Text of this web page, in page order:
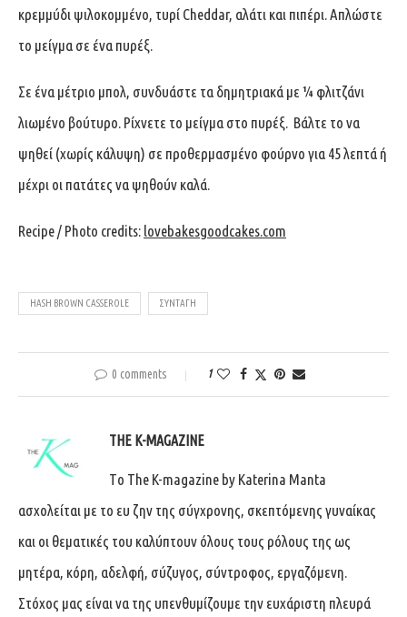
κρεμμύδι ψιλοκομμένο, τυρί Cheddar, αλάτι και πιπέρι. Απλώστε
το μείγμα σε ένα πυρέξ.
Σε ένα μέτριο μπολ, συνδυάστε τα δημητριακά με ¼ φλιτζάνι
λιωμένο βούτυρο. Ρίχνετε το μείγμα στο πυρέξ. Βάλτε το να
ψηθεί (χωρίς κάλυψη) σε προθερμασμένο φούρνο για 45 λεπτά ή
μέχρι οι πατάτες να ψηθούν καλά.
Recipe / Photo credits: lovebakesgoodcakes.com
HASH BROWN CASSEROLE ΣΥΝΤΑΓΉ
0 comments 1
THE K-MAGAZINE
Tο The K-magazine by Katerina Manta
ασχολείται με το ευ ζην της σύγχρονης, σκεπτόμενης γυναίκας
και οι θεματικές του καλύπτουν όλους τους ρόλους της ως
μητέρα, κόρη, αδελφή, σύζυγος, σύντροφος, εργαζόμενη.
Στόχος μας είναι να της υπενθυμίζουμε την ευχάριστη πλευρά